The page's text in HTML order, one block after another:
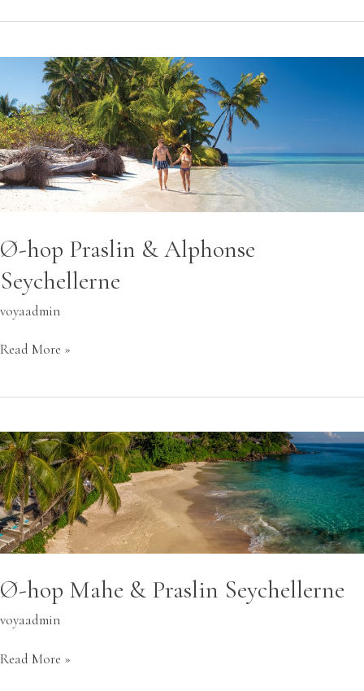
Ø-hop Praslin & Alphonse
Seychellerne
voyaadmin
Praslin
&
Alphonse
Seychellerne
Read More »
Ø-hop Mahe & Praslin Seychellerne
voyaadmin
Ø-
hop
Mahe
&
Praslin
Seychellerne
Read More »